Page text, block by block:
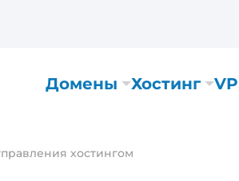
Домены Хостинг
хостингом